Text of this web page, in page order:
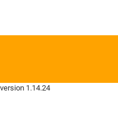
version 1.14.24